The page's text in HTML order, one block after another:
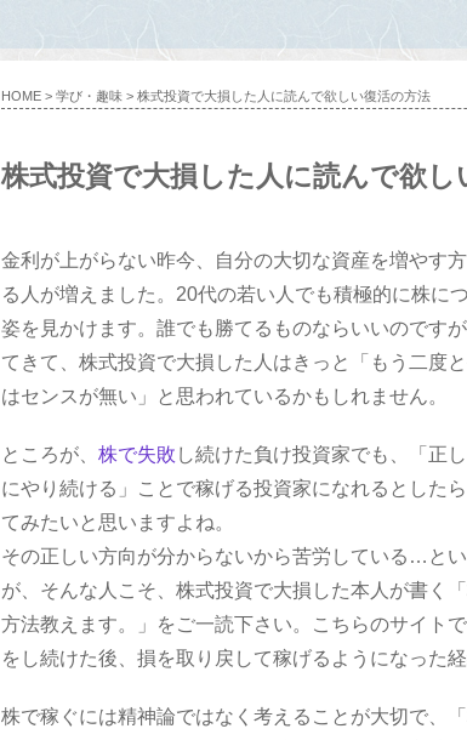
HOME > 学び・趣味 > 株式投資で大損した人に読んで欲しい復活の方法
株式投資で大損した人に読んで欲し
金利が上がらない昨今、自分の大切な資産を増やす
る人が増えました。20代の若い人でも積極的に株に
姿を見かけます。誰でも勝てるものならいいのです
てきて、株式投資で大損した人はきっと「もう二度
はセンスが無い」と思われているかもしれません。
ところが、 株で失敗 し続けた負け投資家でも、「正
にやり続ける」ことで稼げる投資家になれるとした
てみたいと思いますよね。
その正しい方向が分からないから苦労している…と
が、そんな人こそ、株式投資で大損した本人が書く
方法教えます。」をご一読下さい。こちらのサイト
をし続けた後、損を取り戻して稼げるようになった
株で稼ぐには精神論ではなく考えることが大切で、